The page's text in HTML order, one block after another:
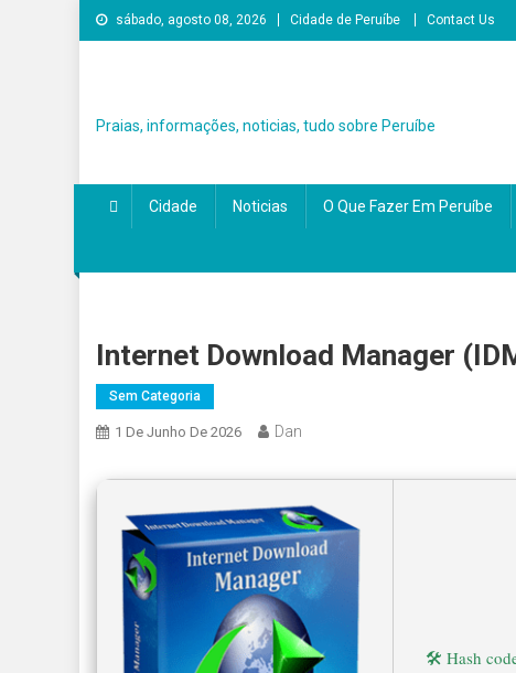
Skip
to
sábado, agosto 08, 2026 Cidade de Peruíbe Contact Us
Praias, informações, noticias, tudo sobre Peruíbe
Cidade Noticias O Que Fazer Em Peruíbe
Internet Download Manager
Sem Categoria
1 De Junho De 2026 Dan
🛠 Hash